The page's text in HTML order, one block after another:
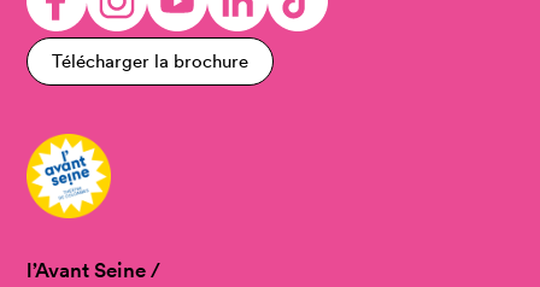
Télécharger la brochure
l’Avant Seine /